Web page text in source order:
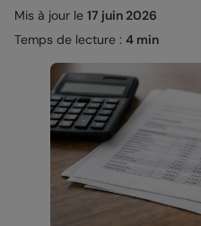
Mis à jour le 17 juin 2026
Temps de lecture : 4 min